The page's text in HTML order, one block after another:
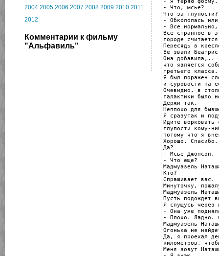
2004 2005 2006 2007 2008 2009 2010 2011
2012
Комментарии к фильму
"Альфавиль"
- Что, мсье?
Что за глупости?
- Обкололась
- Все
Все странное в
городе
Пересядь в
Ее звали
Она добавила,..
что является
третьего класса.
Я был поражен
и суровости на
Очевидно, в
галактики было
Держи так.
Неплохо для
Я сразутак и
Идите ворковать
глупости кому-
потому что я
Хорошо.
Да?
- Мсье Джонсон.
- Что еще?
Мадмуазель
Кто?
Спрашивает вас.
Минуточку,
Мадмуазель
Пусть подождет
Я спущусь через
- Она уже
- Плохо. Ладно.
Мадмуазель
Огонька не
Да, я проехал
километров,
Меня зовут